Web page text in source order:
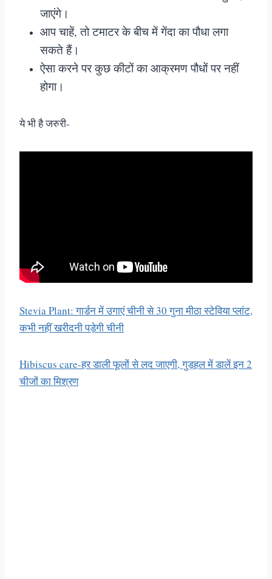
जाएंगे।
आप चाहें, तो टमाटर के बीच में गेंदा का पौधा लगा
सकते हैं।
ऐसा करने पर कुछ कीटों का आक्रमण पौधों पर नहीं
होगा।
ये भी है जरुरी-
Stevia Plant: गार्डन में उगाएं चीनी से 30 गुना मीठा स्टेविया प्लांट,
कभी नहीं खरीदनी पड़ेगी चीनी
Hibiscus care-हर डाली फूलों से लद जाएगी, गुड़हल में डालें इन 2
चीजों का मिश्रण